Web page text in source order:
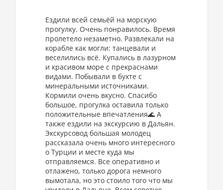
Ездили всей семьёй на морскую
прогулку. Очень понравилось. Время
пролетело незаметно. Развлекали на
корабле как могли: танцевали и
веселились всё. Купались в лазурном
и красивом море с прекраснами
видами. Побывали в бухте с
минеральными источниками.
Кормили очень вкусно. Спасибо
большое, прогулка оставила только
положительные впечатления🌊 А
также ездили на экскурсию в Дальян.
Экскурсовод большая молодец
рассказала очень много интересного
о Турции и месте куда мы
отправляемся. Все оперативно и
отлажено, только дорога немного
вымотала, но это стоило того что мы